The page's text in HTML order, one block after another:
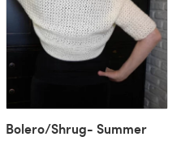
Bolero/Shrug- Summer